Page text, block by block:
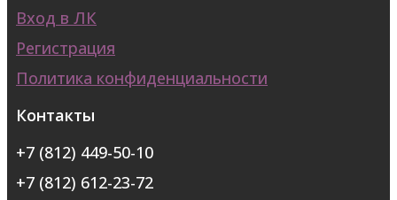
Вход в ЛК
Регистрация
Политика конфиденциальности
Контакты
+7 (812) 449-50-10
+7 (812) 612-23-72